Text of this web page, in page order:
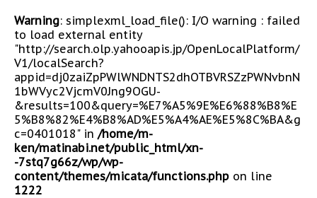
Warning: simplexml_load_file(): I/O warning : failed
to load external entity
"http://search.olp.yahooapis.jp/OpenLocalPlatform/
V1/localSearch?
appid=dj0zaiZpPWlWNDNTS2dhOTBVRSZzPWNvbnN
1bWVyc2VjcmV0Jng9OGU-
&results=100&query=%E7%A5%9E%E6%88%B8%E
5%B8%82%E4%B8%AD%E5%A4%AE%E5%8C%BA&g
c=0401018" in /home/m-
ken/matinabi.net/public_html/xn-
-7stq7g66z/wp/wp-
content/themes/micata/functions.php on line
1222